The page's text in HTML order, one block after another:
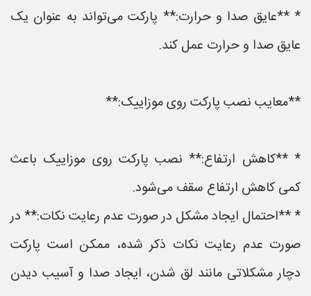
* **عایق صدا و حرارت:** پارکت می‌تواند به عنوان یک
عایق صدا و حرارت عمل کند.
**معایب نصب پارکت روی موزاییک:**
* **کاهش ارتفاع:** نصب پارکت روی موزاییک باعث
کمی کاهش ارتفاع سقف می‌شود.
* **احتمال ایجاد مشکل در صورت عدم رعایت نکات:** در
صورت عدم رعایت نکات ذکر شده، ممکن است پارکت
دچار مشکلاتی مانند لق شدن، ایجاد صدا و آسیب دیدن